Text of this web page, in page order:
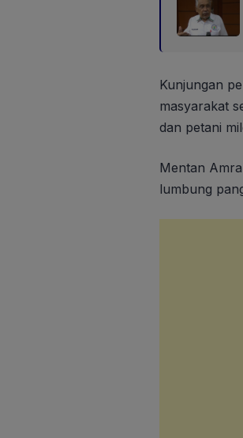
Kunjungan
masyarakat
dan petani
Mentan
lumbung